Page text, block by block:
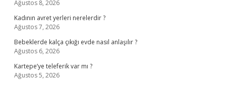
Ağustos 8, 2026
Kadının avret yerleri nerelerdir ?
Ağustos 7, 2026
Bebeklerde kalça çıkığı evde nasıl anlaşılır ?
Ağustos 6, 2026
Kartepe’ye teleferik var mı ?
Ağustos 5, 2026